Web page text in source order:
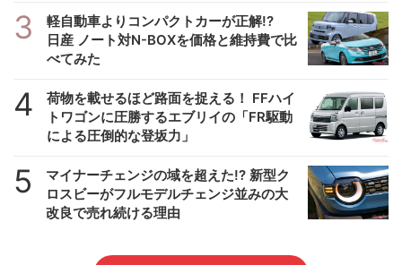
3
軽自動車よりコンパクトカーが正解!?
日産 ノート対N-BOXを価格と維持費で比
べてみた
4
荷物を載せるほど路面を捉える！ FFハイ
トワゴンに圧勝するエブリイの「FR駆動
による圧倒的な登坂力」
5
マイナーチェンジの域を超えた!? 新型ク
ロスビーがフルモデルチェンジ並みの大
改良で売れ続ける理由